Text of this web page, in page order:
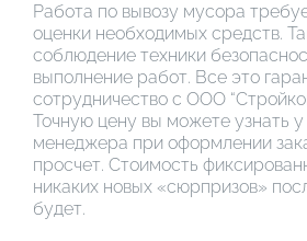
Работа по вывозу мусора
оценки необходимых средств.
соблюдение техники
выполнение работ. Все это
сотрудничество с ООО
Точную цену вы можете узнать
менеджера при оформлении
просчет. Стоимость
никаких новых «сюрпризов»
будет.